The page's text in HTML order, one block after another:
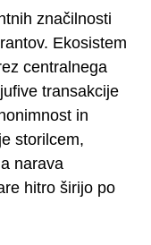
značilnosti
Ekosistem
centralnega
transakcije
in
storilcem,
narava
hitro širijo po